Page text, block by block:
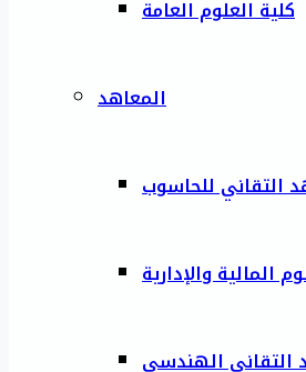
كلية العلوم العامة
المعاهد
التقاني للحاسوب
المالية والإدارية
التقاني الهندسي